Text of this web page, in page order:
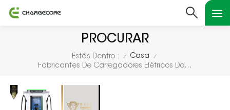
PROCURAR
Estás Dentro : / Casa /
Fabricantes De Carregadores Elétricos Domésticos CA